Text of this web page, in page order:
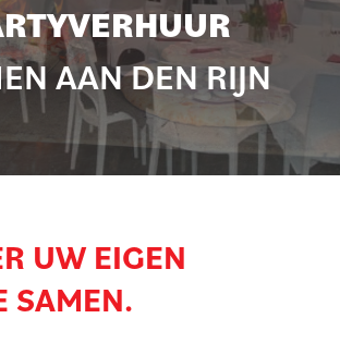
OVER ONS
HUURVOORWAARDEN
CONTACT
MIJN AANVRAAG
AAN DEN RIJN
UW EIGEN
SAMEN.